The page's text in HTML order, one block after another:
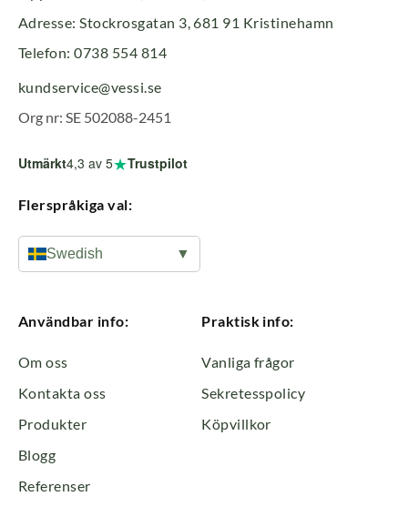
Adresse: Stockrosgatan 3, 681 91 Kristinehamn
Telefon: 0738 554 814
kundservice@vessi.se
Org nr: SE 502088-2451
Utmärkt4,3 av 5★Trustpilot
Flerspråkiga val:
Swedish ▼
Användbar info:
Om oss
Kontakta oss
Produkter
Blogg
Referenser
Praktisk info:
Vanliga frågor
Sekretesspolicy
Köpvillkor